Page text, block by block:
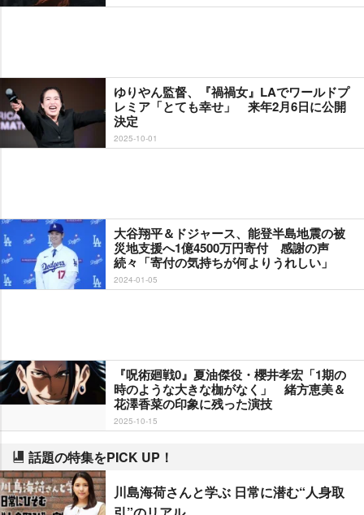
ゆりやん監督、『禍禍女』LAでワールドプ
レミア「とても幸せ」 来年2月6日に公開
決定
2025-10-01
大谷翔平＆ドジャース、能登半島地震の被
災地支援へ1億4500万円寄付 感謝の声
続々「寄付の気持ちが何よりうれしい」
2024-01-05
『呪術廻戦0』夏油傑役・櫻井孝宏「1期の
時のような大きな枷がなく」 緒方恵美＆
花澤香菜の印象に残った演技
2025-10-15
話題の特集をPICK UP！
川島海荷さんと学ぶ 日常に潜む“人身取